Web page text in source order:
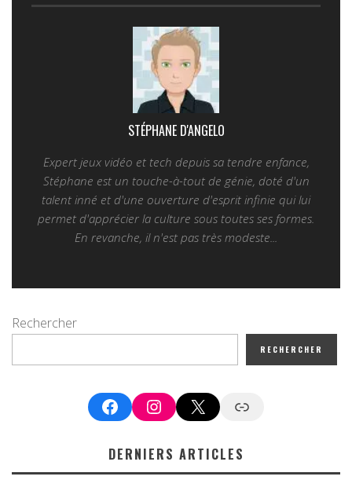
STÉPHANE D'ANGELO
Expert jeux vidéo et tech depuis sa tendre enfance,
Stéphane est un touche-à-tout de génie, doté d'un
talent inné et d'une ouverture d'esprit infinie qui lui
permet d'apprécier la culture sous toutes ses formes.
En revanche, il n'est pas très modeste...
Rechercher
RECHERCHER
FacebookInstagram
X Google News
DERNIERS ARTICLES